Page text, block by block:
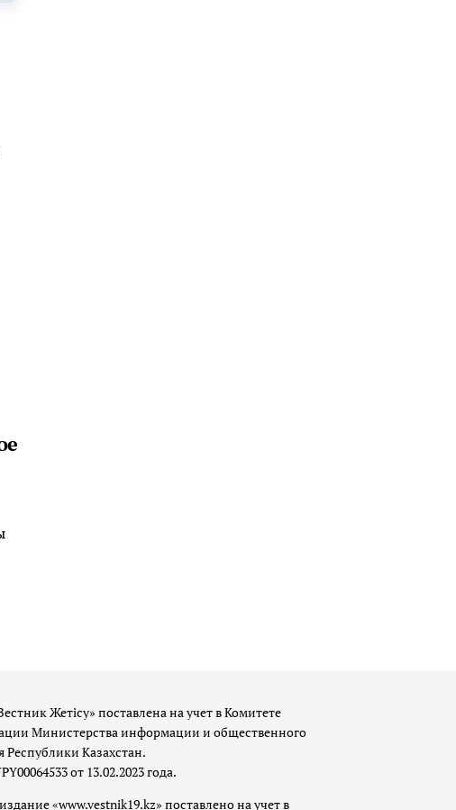
Жетісу» поставлена на учет в Комитете
Министерства информации и общественного
Республики Казахстан.
от 13.02.2023 года.
«www.vestnik19.kz» поставлено на учет в